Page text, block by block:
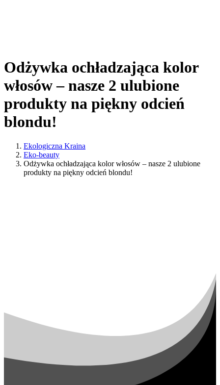
Odżywka ochładzająca kolor
włosów – nasze 2 ulubione
produkty na piękny odcień
blondu!
Ekologiczna Kraina
Eko-beauty
Odżywka ochładzająca kolor włosów – nasze 2 ulubione
produkty na piękny odcień blondu!